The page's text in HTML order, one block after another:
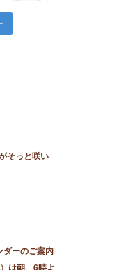
そっと咲い
ダーのご案内
は朝、6時よ